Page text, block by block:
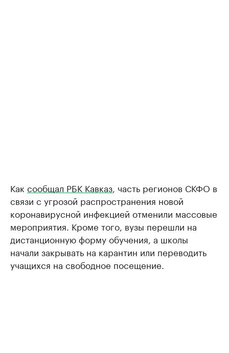
Как сообщал РБК Кавказ , часть регионов СКФО в
связи с угрозой распространения новой
коронавирусной инфекцией отменили массовые
мероприятия. Кроме того, вузы перешли на
дистанционную форму обучения, а школы
начали закрывать на карантин или переводить
учащихся на свободное посещение.